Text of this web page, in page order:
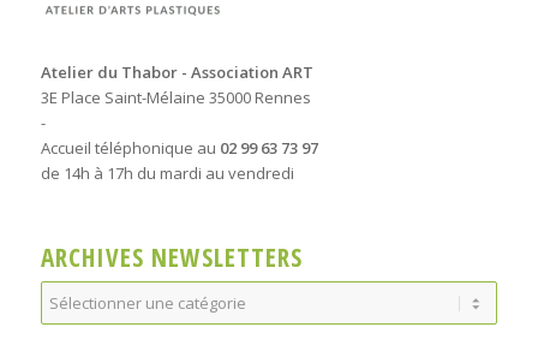
Atelier du Thabor - Association ART
3E Place Saint-Mélaine 35000 Rennes
-
Accueil téléphonique au 02 99 63 73 97
de 14h à 17h du mardi au vendredi
ARCHIVES NEWSLETTERS
Archives
Newsletters